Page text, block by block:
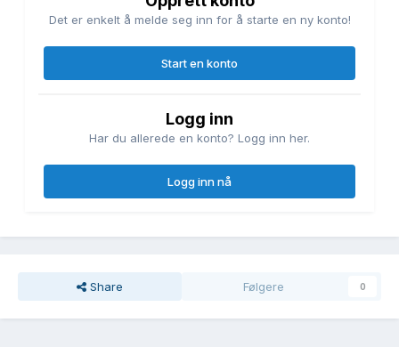
Det er enkelt å melde seg inn for å starte en ny konto!
Start en konto
Logg inn
Har du allerede en konto? Logg inn her.
Logg inn nå
Share Følgere 0